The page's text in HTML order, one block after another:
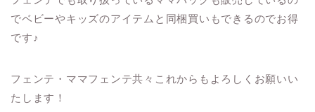
でベビーやキッズのアイテムと同梱買いもできるのでお得
です♪
フェンテ・ママフェンテ共々これからもよろしくお願いい
たします！